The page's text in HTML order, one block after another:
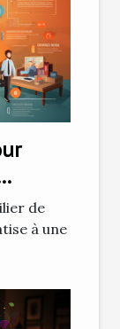
de
à une